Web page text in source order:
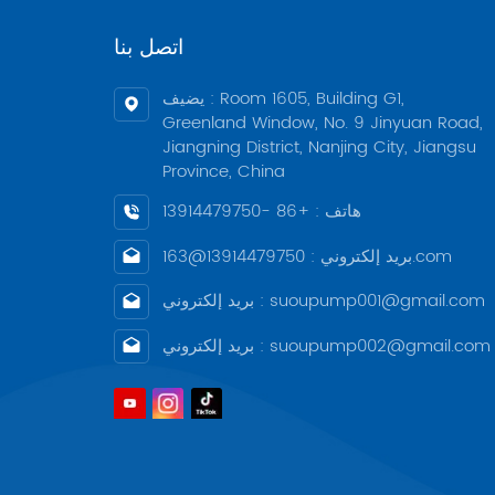
اتصل بنا
يضيف : Room 1605, Building G1,
Greenland Window, No. 9 Jinyuan Road,
Jiangning District, Nanjing City, Jiangsu
Province, China
هاتف : +86 -13914479750
بريد إلكتروني : 13914479750@163.com
بريد إلكتروني : suoupump001@gmail.com
بريد إلكتروني : suoupump002@gmail.com